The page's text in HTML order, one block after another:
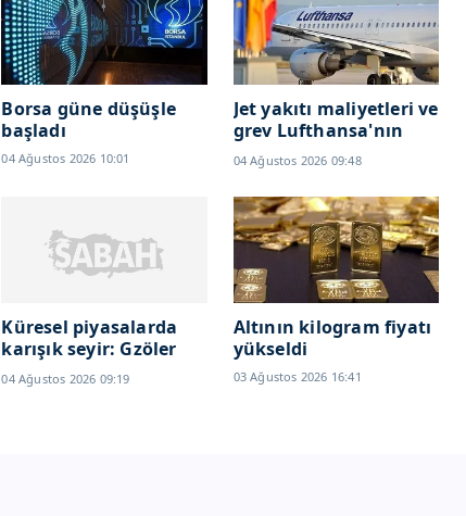
Borsa güne düşüşle
başladı
04 Ağustos 2026 10:01
Jet yakıtı maliyetleri ve
grev Lufthansa'nın
karlılığını düşürdü
04 Ağustos 2026 09:48
Küresel piyasalarda
karışık seyir: Gzöler
SpaceX
bilançosunda...
04 Ağustos 2026 09:19
Altının kilogram fiyatı
yükseldi
03 Ağustos 2026 16:41